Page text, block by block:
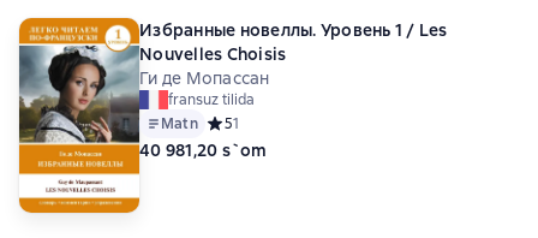
Избранные новеллы. Уровень 1 / Les
Nouvelles Choisis
Ги де Мопассан
fransuz tilida
Matn Средний рейтинг 5 на основе 1 оценок
51
40 981,20 s`om